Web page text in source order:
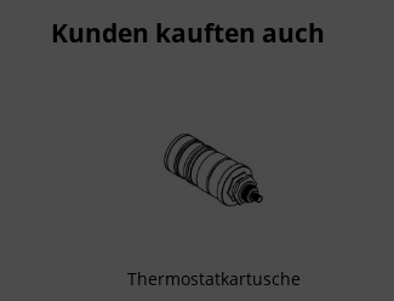
Kunden kauften auch
Thermostatkartusche